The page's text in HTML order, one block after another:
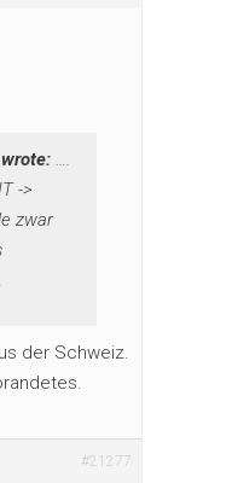
….
->
zwar
der Schweiz.
#21277